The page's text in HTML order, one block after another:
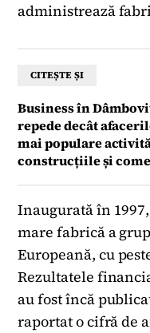
administrează
CITEȘTE ȘI
Business în
repede decât
mai populare
construcțiile și
Inaugurată în
mare fabrică a
Europeană, cu
Rezultatele
au fost încă
raportat o cifră de